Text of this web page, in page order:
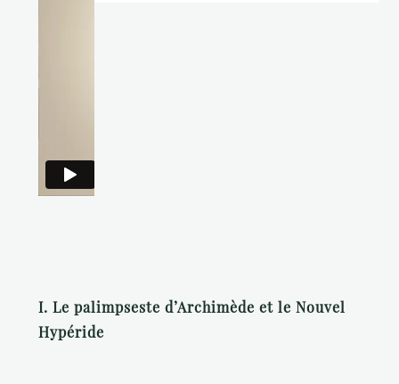
I. Le palimpseste d’Archimède et le Nouvel
Hypéride